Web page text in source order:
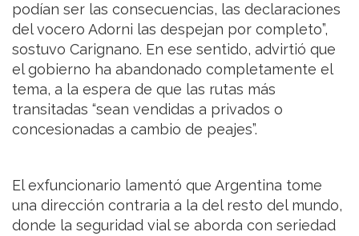
podían ser las consecuencias, las declaraciones
del vocero Adorni las despejan por completo”,
sostuvo Carignano. En ese sentido, advirtió que
el gobierno ha abandonado completamente el
tema, a la espera de que las rutas más
transitadas “sean vendidas a privados o
concesionadas a cambio de peajes”.
El exfuncionario lamentó que Argentina tome
una dirección contraria a la del resto del mundo,
donde la seguridad vial se aborda con seriedad